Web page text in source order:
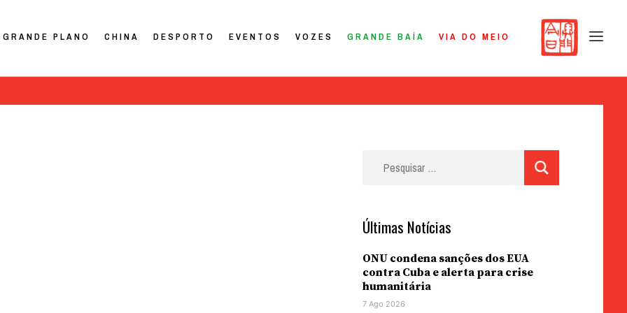
GRANDE PLANO CHINA DESPORTO EVENTOS VOZES GRANDE BAÍA VIA DO MEIO
Últimas Notícias
ONU condena sanções dos EUA
contra Cuba e alerta para crise
humanitária
7 Ago 2026